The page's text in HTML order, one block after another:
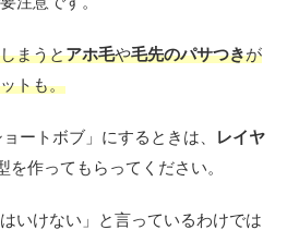
まうとアホ毛や毛先のパサつきが
トも。
ートボブ」にするときは、
レイヤ
を作ってもらってください。
いけない」と言っているわけでは